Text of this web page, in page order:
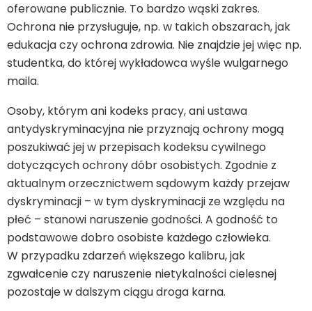
oferowane publicznie. To bardzo wąski zakres.
Ochrona nie przysługuje, np. w takich obszarach, jak
edukacja czy ochrona zdrowia. Nie znajdzie jej więc np.
studentka, do której wykładowca wyśle wulgarnego
maila.
Osoby, którym ani kodeks pracy, ani ustawa
antydyskryminacyjna nie przyznają ochrony mogą
poszukiwać jej w przepisach kodeksu cywilnego
dotyczących ochrony dóbr osobistych. Zgodnie z
aktualnym orzecznictwem sądowym każdy przejaw
dyskryminacji – w tym dyskryminacji ze względu na
płeć – stanowi naruszenie godności. A godność to
podstawowe dobro osobiste każdego człowieka.
W przypadku zdarzeń większego kalibru, jak
zgwałcenie czy naruszenie nietykalności cielesnej
pozostaje w dalszym ciągu droga karna.